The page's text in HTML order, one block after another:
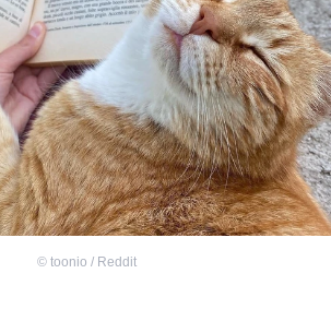
© toonio / Reddit